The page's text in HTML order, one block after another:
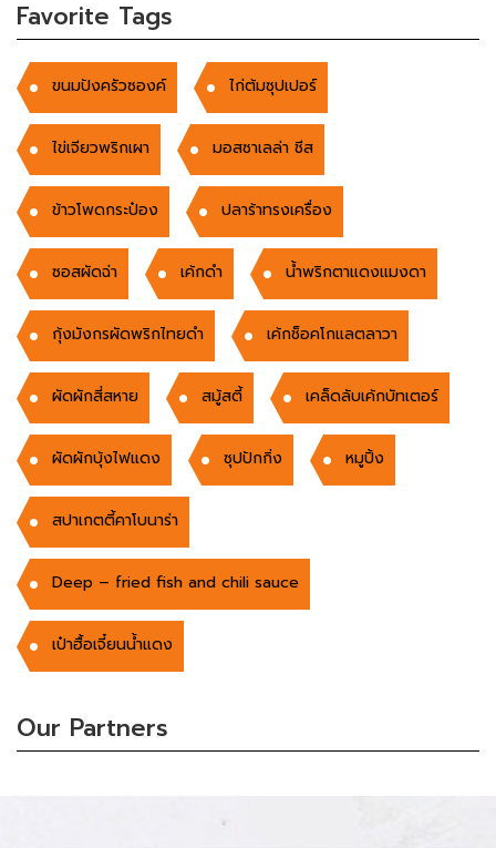
Favorite Tags
ขนมปังครัวซองค์ ไก่ต้มซุปเปอร์
ไข่เจียวพริกเผา มอสซาเลล่า ชีส
ข้าวโพดกระป๋อง ปลาร้าทรงเครื่อง
ซอสผัดฉ่า เค้กดำ น้ำพริกตาแดงแมงดา
กุ้งมังกรผัดพริกไทยดำ เค้กช็อคโกแลตลาวา
ผัดผักสี่สหาย สมู้สตี้ เคล็ดลับเค้กบัทเตอร์
ผัดผักบุ้งไฟแดง ซุปปักกิ่ง หมูปิ้ง
สปาเกตตี้คาโบนาร่า
Deep – fried fish and chili sauce
เป๋าฮื้อเจี๋ยนน้ำแดง
Our Partners